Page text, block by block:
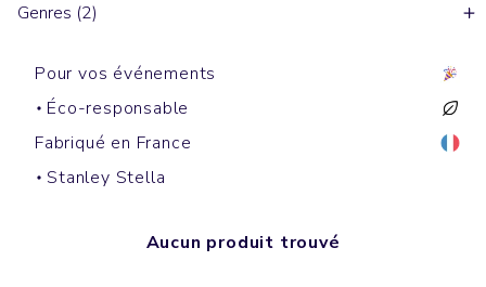
Genres (2)
Pour vos événements
Éco-responsable
Fabriqué en France
Stanley Stella
Aucun produit trouvé